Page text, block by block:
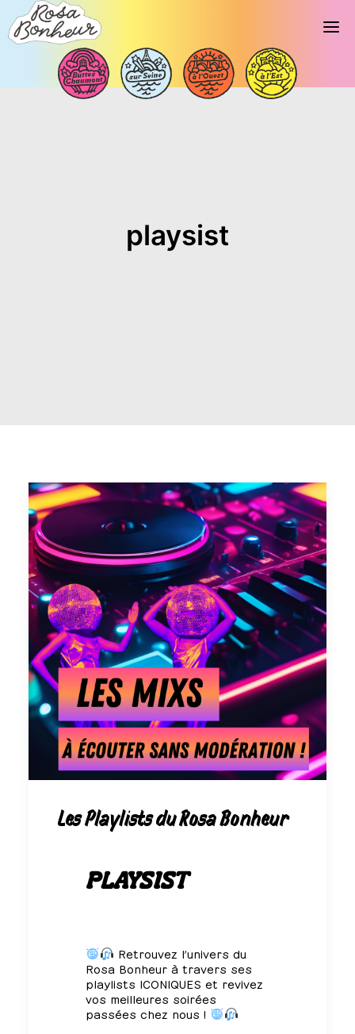
playsist
Les Playlists du Rosa Bonheur
PLAYSIST
Retrouvez l’univers du
Rosa Bonheur à travers ses
playlists ICONIQUES et revivez
vos meilleures soirées
passées chez nous !